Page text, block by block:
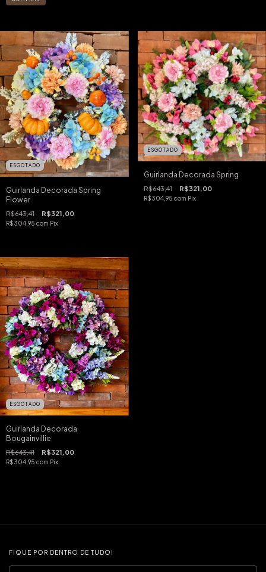
ESGOTADO
Guirlanda Decorada Spring
Flower
R$643,41 R$321,00
R$304,95 com Pix
ESGOTADO
Guirlanda Decorada Spring
R$643,41 R$321,00
R$304,95 com Pix
ESGOTADO
Guirlanda Decorada
Bougainvillie
R$643,41 R$321,00
R$304,95 com Pix
FIQUE POR DENTRO DE TUDO!